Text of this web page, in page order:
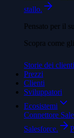
stallo.
Pensato per il
Scopra come
Storie dei clienti
Prezzi
Clienti
Sviluppatori
Ecosistemi
Connettore
Salesforce.